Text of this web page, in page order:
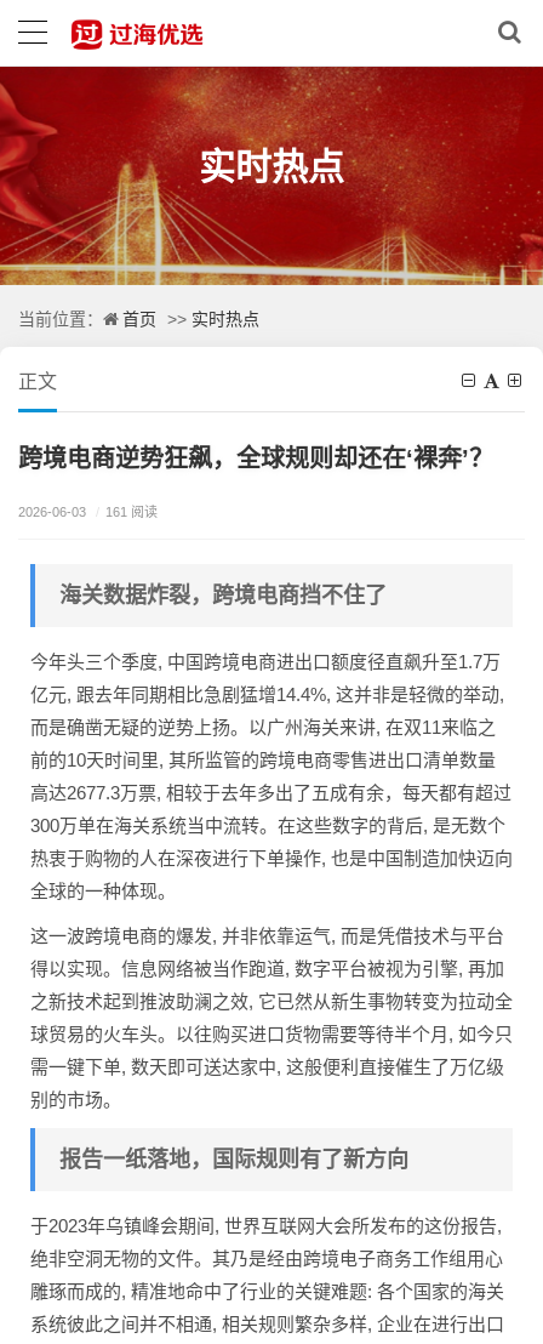
实时热点
当前位置： 首页 >> 实时热点
正文
跨境电商逆势狂飙，全球规则却还在‘裸奔’？
2026-06-03 / 161 阅读
海关数据炸裂，跨境电商挡不住了
今年头三个季度, 中国跨境电商进出口额度径直飙升至1.7万
亿元, 跟去年同期相比急剧猛增14.4%, 这并非是轻微的举动,
而是确凿无疑的逆势上扬。以广州海关来讲, 在双11来临之
前的10天时间里, 其所监管的跨境电商零售进出口清单数量
高达2677.3万票, 相较于去年多出了五成有余，每天都有超过
300万单在海关系统当中流转。在这些数字的背后, 是无数个
热衷于购物的人在深夜进行下单操作, 也是中国制造加快迈向
全球的一种体现。
这一波跨境电商的爆发, 并非依靠运气, 而是凭借技术与平台
得以实现。信息网络被当作跑道, 数字平台被视为引擎, 再加
之新技术起到推波助澜之效, 它已然从新生事物转变为拉动全
球贸易的火车头。以往购买进口货物需要等待半个月, 如今只
需一键下单, 数天即可送达家中, 这般便利直接催生了万亿级
别的市场。
报告一纸落地，国际规则有了新方向
于2023年乌镇峰会期间, 世界互联网大会所发布的这份报告,
绝非空洞无物的文件。其乃是经由跨境电子商务工作组用心
雕琢而成的, 精准地命中了行业的关键难题: 各个国家的海关
系统彼此之间并不相通, 相关规则繁杂多样, 企业在进行出口